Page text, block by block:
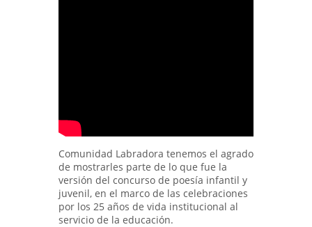
Comunidad Labradora tenemos el agrado
de mostrarles parte de lo que fue la
versión del concurso de poesía infantil y
juvenil, en el marco de las celebraciones
por los 25 años de vida institucional al
servicio de la educación.